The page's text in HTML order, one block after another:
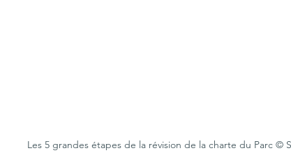
Les 5 grandes étapes de la révision de la charte du Parc ©